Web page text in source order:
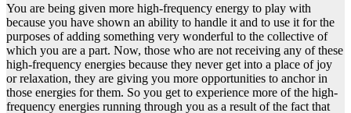
You are being given more high-frequency energy to play with
because you have shown an ability to handle it and to use it for the
purposes of adding something very wonderful to the collective of
which you are a part. Now, those who are not receiving any of these
high-frequency energies because they never get into a place of joy
or relaxation, they are giving you more opportunities to anchor in
those energies for them. So you get to experience more of the high-
frequency energies running through you as a result of the fact that